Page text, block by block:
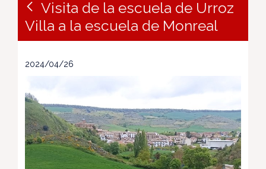
Visita de la escuela de Urroz
Villa a la escuela de Monreal
2024/04/26